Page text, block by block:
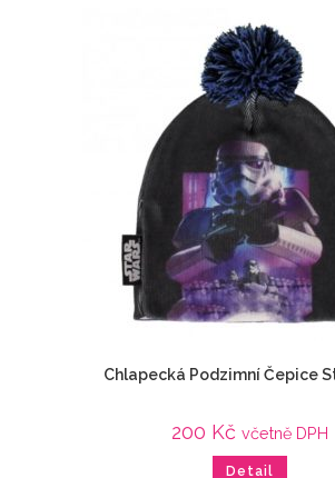
Chlapecká Podzimní Čepice
200 Kč včetně DPH
Detail